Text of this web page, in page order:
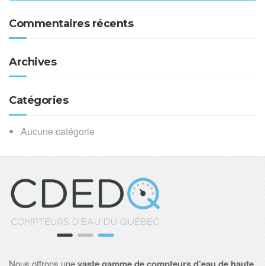
Commentaires récents
Archives
Catégories
Aucune catégorie
Nous offrons une